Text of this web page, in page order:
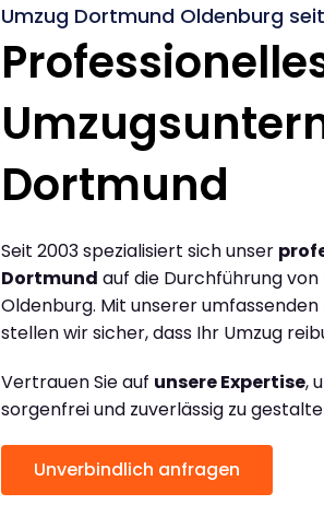
Umzug Dortmund Oldenburg
Dortmund
Seit 2003 spezialisiert sich unser
Dortmund auf die Durchführung
Oldenburg. Mit unserer
stellen wir sicher, dass Ihr Umzug
Vertrauen Sie auf unsere Expertise,
sorgenfrei und zuverlässig zu
Unverbindlich anfragen